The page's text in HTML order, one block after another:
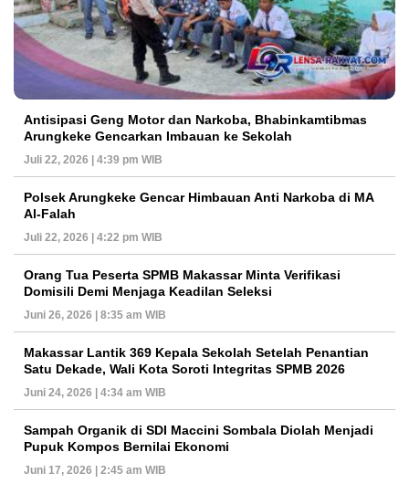
Antisipasi Geng Motor dan Narkoba, Bhabinkamtibmas
Arungkeke Gencarkan Imbauan ke Sekolah
Juli 22, 2026 | 4:39 pm WIB
Polsek Arungkeke Gencar Himbauan Anti Narkoba di MA
Al-Falah
Juli 22, 2026 | 4:22 pm WIB
Orang Tua Peserta SPMB Makassar Minta Verifikasi
Domisili Demi Menjaga Keadilan Seleksi
Juni 26, 2026 | 8:35 am WIB
Makassar Lantik 369 Kepala Sekolah Setelah Penantian
Satu Dekade, Wali Kota Soroti Integritas SPMB 2026
Juni 24, 2026 | 4:34 am WIB
Sampah Organik di SDI Maccini Sombala Diolah Menjadi
Pupuk Kompos Bernilai Ekonomi
Juni 17, 2026 | 2:45 am WIB